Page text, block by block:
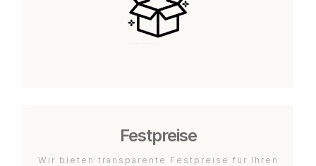
Festpreise
Wir bieten transparente Festpreise für Ihren